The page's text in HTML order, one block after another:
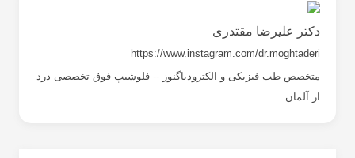
دکتر علیرضا مقتدری
https://www.instagram.com/dr.moghtaderi
متخصص طب فیزیکی و الکترودیاگنوز -- فلوشیپ فوق تخصصی درد
از آلمان